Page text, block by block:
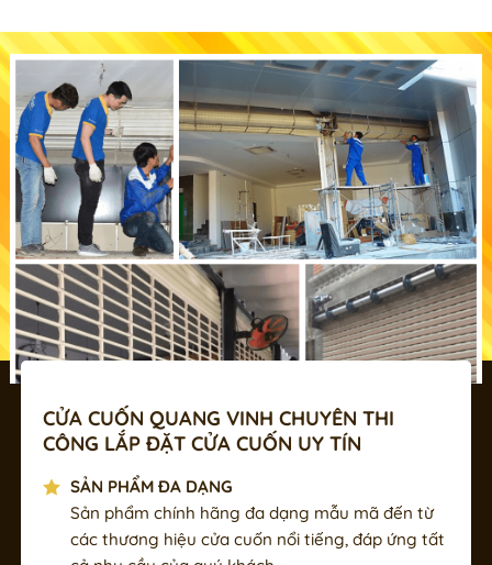
CỬA CUỐN QUANG VINH CHUYÊN THI
CÔNG LẮP ĐẶT CỬA CUỐN UY TÍN
SẢN PHẨM ĐA DẠNG
Sản phẩm chính hãng đa dạng mẫu mã đến từ
các thương hiệu cửa cuốn nổi tiếng, đáp ứng tất